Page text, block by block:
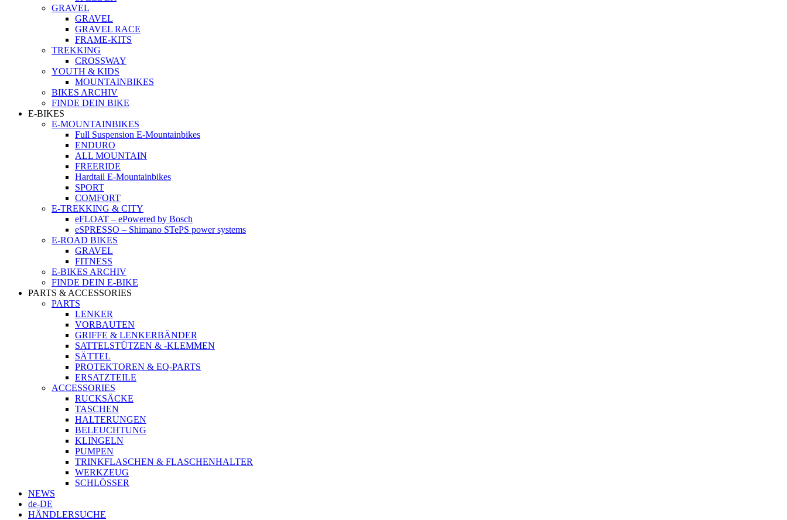
GRAVEL
GRAVEL
GRAVEL RACE
FRAME-KITS
TREKKING
CROSSWAY
YOUTH & KIDS
MOUNTAINBIKES
BIKES ARCHIV
FINDE DEIN BIKE
E-BIKES
E-MOUNTAINBIKES
Full Suspension E-Mountainbikes
ENDURO
ALL MOUNTAIN
FREERIDE
Hardtail E-Mountainbikes
SPORT
COMFORT
E-TREKKING & CITY
eFLOAT – ePowered by Bosch
eSPRESSO – Shimano STePS power systems
E-ROAD BIKES
GRAVEL
FITNESS
E-BIKES ARCHIV
FINDE DEIN E-BIKE
PARTS & ACCESSORIES
PARTS
LENKER
VORBAUTEN
GRIFFE & LENKERBÄNDER
SATTELSTÜTZEN & -KLEMMEN
SÄTTEL
PROTEKTOREN & EQ-PARTS
ERSATZTEILE
ACCESSORIES
RUCKSÄCKE
TASCHEN
HALTERUNGEN
BELEUCHTUNG
KLINGELN
PUMPEN
TRINKFLASCHEN & FLASCHENHALTER
WERKZEUG
SCHLÖSSER
NEWS
de-DE
HÄNDLERSUCHE